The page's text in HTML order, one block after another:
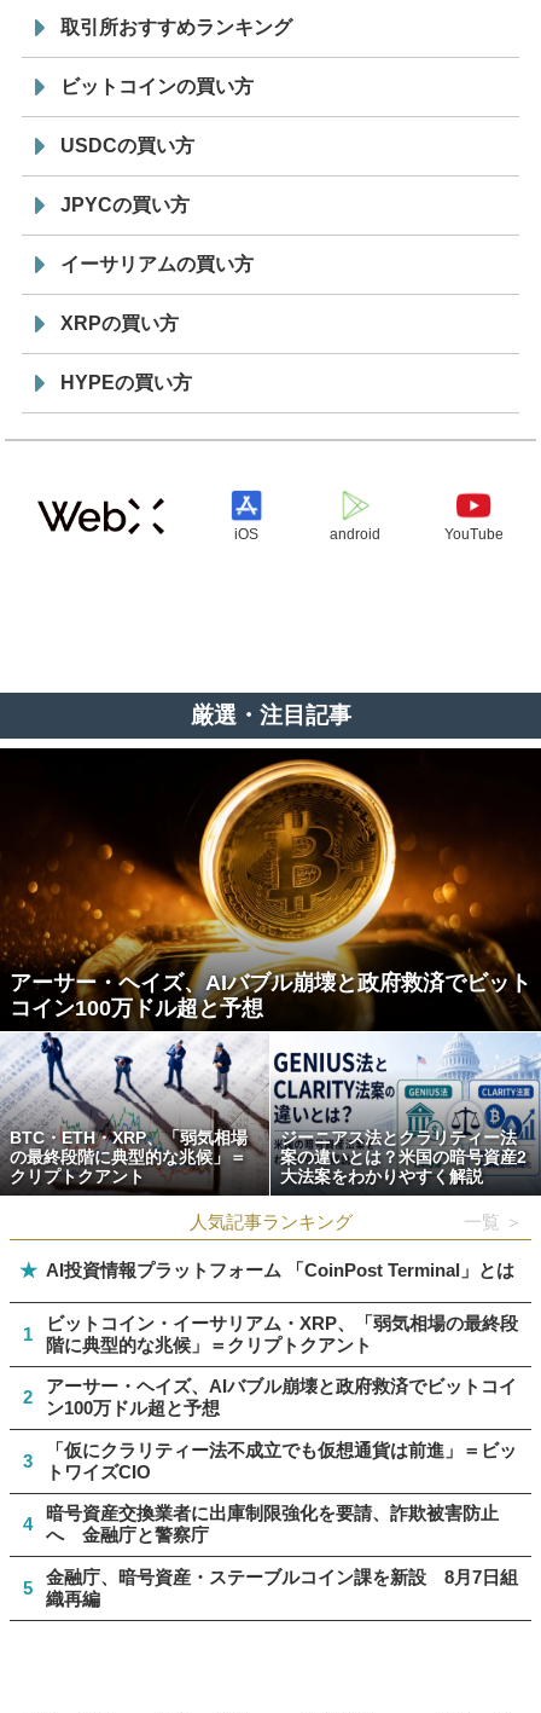
取引所おすすめランキング
ビットコインの買い方
USDCの買い方
JPYCの買い方
イーサリアムの買い方
XRPの買い方
HYPEの買い方
iOS android YouTube
厳選・注目記事
アーサー・ヘイズ、AIバブル崩壊と政府救済でビット
コイン100万ドル超と予想
BTC・ETH・XRP、「弱気相場
の最終段階に典型的な兆候」＝
クリプトクアント
ジーニアス法とクラリティー法
案の違いとは？米国の暗号資産2
大法案をわかりやすく解説
人気記事ランキング 一覧 ＞
★ AI投資情報プラットフォーム 「CoinPost Terminal」とは
1
ビットコイン・イーサリアム・XRP、「弱気相場の最終段
階に典型的な兆候」＝クリプトクアント
2
アーサー・ヘイズ、AIバブル崩壊と政府救済でビットコイ
ン100万ドル超と予想
3
「仮にクラリティー法不成立でも仮想通貨は前進」＝ビッ
トワイズCIO
4
暗号資産交換業者に出庫制限強化を要請、詐欺被害防止
へ 金融庁と警察庁
5
金融庁、暗号資産・ステーブルコイン課を新設 8月7日組
織再編